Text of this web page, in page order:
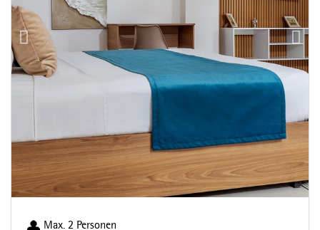
Max. 2 Personen